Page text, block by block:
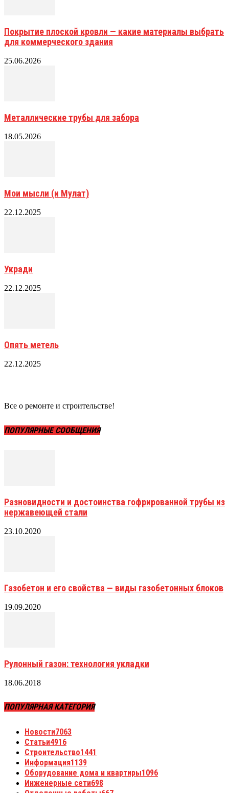
Покрытие плоской кровли — какие материалы выбрать
для коммерческого здания
25.06.2026
Металлические трубы для забора
18.05.2026
Мои мысли (и Мулат)
22.12.2025
Укради
22.12.2025
Опять метель
22.12.2025
Все о ремонте и строительстве!
ПОПУЛЯРНЫЕ СООБЩЕНИЯ
Разновидности и достоинства гофрированной трубы из
нержавеющей стали
23.10.2020
Газобетон и его свойства — виды газобетонных блоков
19.09.2020
Рулонный газон: технология укладки
18.06.2018
ПОПУЛЯРНАЯ КАТЕГОРИЯ
Новости7063
Статьи4916
Строительство1441
Информация1139
Оборудование дома и квартиры1096
Инженерные сети698